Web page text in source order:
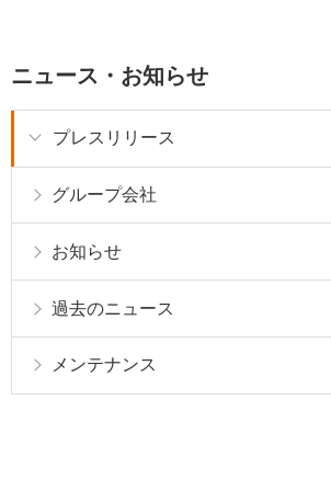
ニュース・お知らせ
プレスリリース
グループ会社
お知らせ
過去のニュース
メンテナンス